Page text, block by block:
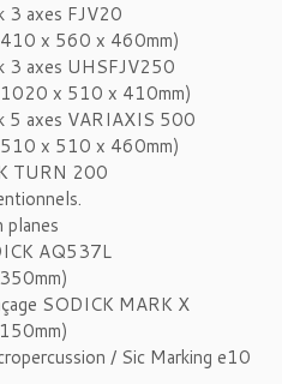
3 axes FJV20
x 560 x 460mm)
3 axes UHSFJV250
x 510 x 410mm)
5 axes VARIAXIS 500
x 510 x 460mm)
TURN 200
planes
AQ537L
SODICK MARK X
/ Sic Marking e10